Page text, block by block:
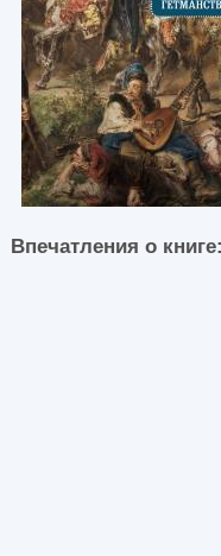
Впечатления о